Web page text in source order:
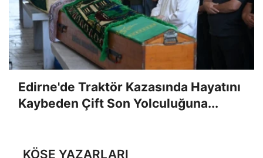
Edirne'de Traktör Kazasında Hayatını
Kaybeden Çift Son Yolculuğuna...
KÖŞE YAZARLARI